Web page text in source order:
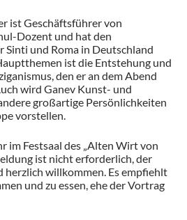
ist Geschäftsführer von
Dozent und hat den
Sinti und Roma in Deutschland
ist die Entstehung und
den er an dem Abend
wird Ganev Kunst- und
großartige Persönlichkeiten
vorstellen.
im Festsaal des „Alten Wirt von
ist nicht erforderlich, der
herzlich willkommen. Es empfiehlt
und zu essen, ehe der Vortrag